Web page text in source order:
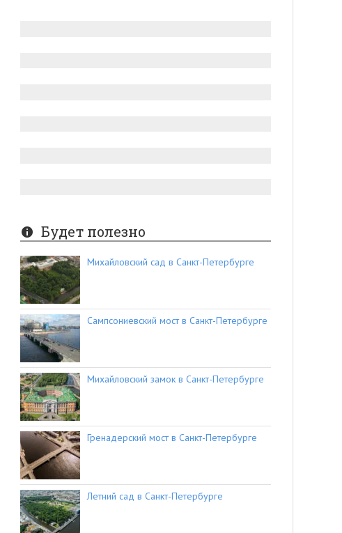
Будет полезно
Михайловский сад в Санкт-Петербурге
Сампсониевский мост в Санкт-Петербурге
Михайловский замок в Санкт-Петербурге
Гренадерский мост в Санкт-Петербурге
Летний сад в Санкт-Петербурге